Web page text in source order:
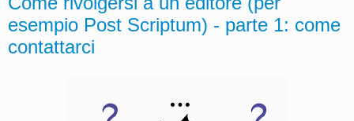
esempio Post Scriptum) - parte 1: come
contattarci